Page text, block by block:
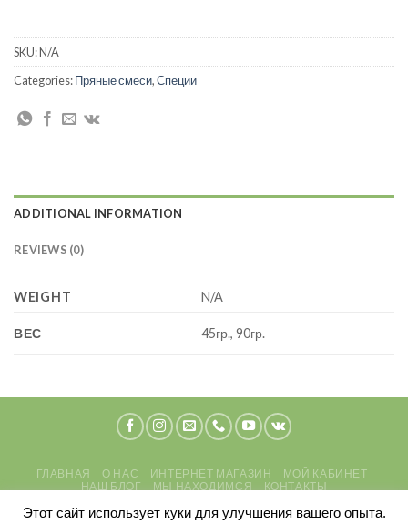
SKU:N/A
Categories:Пряные смеси,Специи
ADDITIONAL INFORMATION
REVIEWS (0)
WEIGHT N/A
ВЕС 45гр., 90гр.
ГЛАВНАЯ О НАС ИНТЕРНЕТ МАГАЗИН
МОЙ КАБИНЕТ
НАШ БЛОГ
МЫ НАХОДИМСЯ
КОНТАКТЫ
ПЕРСОНАЛЬНЫЕ ДАННЫЕ
Этот сайт использует куки для улучшения вашего опыта.